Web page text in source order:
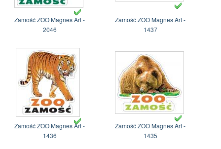
Zamość ZOO Magnes Art -
2046
Zamość ZOO Magnes Art -
1437
Zamość ZOO Magnes Art -
1436
Zamość ZOO Magnes Art -
1435